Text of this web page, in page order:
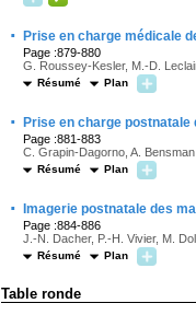
· Prise en charge médicale
Page :879-880
G. Roussey-Kesler, M.-D.
Résumé Plan
· Prise en charge postnatale
Page :881-883
C. Grapin-Dagorno, A. Bensman
Résumé Plan
· Imagerie postnatale des
Page :884-886
J.-N. Dacher, P.-H. Vivier, M.
Résumé Plan
Table ronde